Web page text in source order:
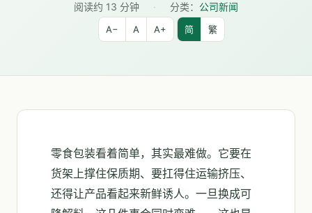
阅读约 13 分钟
· 分类： 公司新闻
A− A A+ 简 繁
零食包装看着简单，其实最难做。它要在
货架上撑住保质期、要扛得住运输挤压、
还得让产品看起来新鲜诱人。一旦换成可